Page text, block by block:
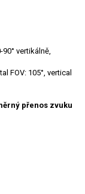
vertikálně,
FOV: 105°, vertical
přenos zvuku